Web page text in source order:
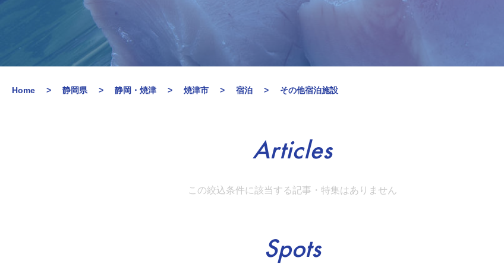
Home 静岡県 静岡・焼津 焼津市 宿泊 その他宿泊施設
Articles
この絞込条件に該当する記事・特集はありません
Spots